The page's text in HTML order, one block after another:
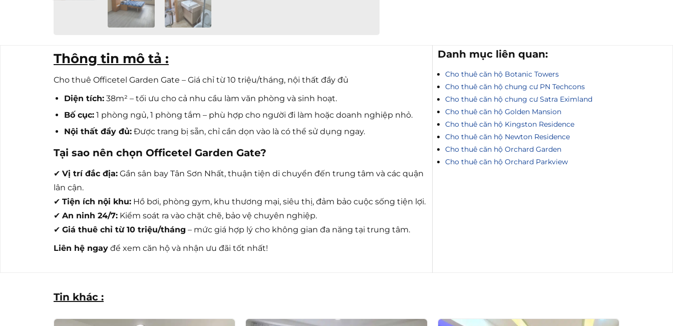
Thông tin mô tả :
Cho thuê Officetel Garden Gate – Giá chỉ từ 10 triệu/tháng, nội thất đầy đủ
Diện tích:38m² – tối ưu cho cả nhu cầu làm văn phòng và sinh hoạt.
Bố cục:1 phòng ngủ, 1 phòng tắm – phù hợp cho người đi làm hoặc doanh nghiệp nhỏ.
Nội thất đầy đủ:Được trang bị sẵn, chỉ cần dọn vào là có thể sử dụng ngay.
Tại sao nên chọn Officetel Garden Gate?
✔ Vị trí đắc địa: Gần sân bay Tân Sơn Nhất, thuận tiện di chuyển đến trung tâm và các quận
lân cận.
✔ Tiện ích nội khu: Hồ bơi, phòng gym, khu thương mại, siêu thị, đảm bảo cuộc sống tiện lợi.
✔ An ninh 24/7: Kiểm soát ra vào chặt chẽ, bảo vệ chuyên nghiệp.
✔ Giá thuê chỉ từ 10 triệu/tháng – mức giá hợp lý cho không gian đa năng tại trung tâm.
Liên hệ ngay để xem căn hộ và nhận ưu đãi tốt nhất!
Danh mục liên quan:
Cho thuê căn hộ Botanic Towers
Cho thuê căn hộ chung cư PN Techcons
Cho thuê căn hộ chung cư Satra Eximland
Cho thuê căn hộ Golden Mansion
Cho thuê căn hộ Kingston Residence
Cho thuê căn hộ Newton Residence
Cho thuê căn hộ Orchard Garden
Cho thuê căn hộ Orchard Parkview
Tin khác :